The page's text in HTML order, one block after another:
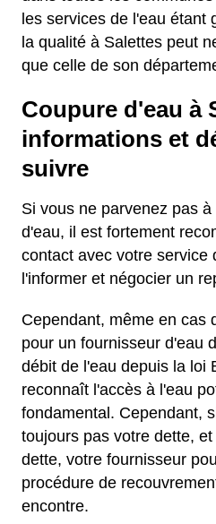
les services de l'eau étant
la qualité à Salettes peut
que celle de son
Coupure d'eau à
informations et
suivre
Si vous ne parvenez pas
d'eau, il est fortement
contact avec votre service
l'informer et négocier un
Cependant, même en cas
pour un fournisseur d'eau
débit de l'eau depuis la loi
reconnaît l'accès à l'eau
fondamental. Cependant,
toujours pas votre dette,
dette, votre fournisseur
procédure de
encontre.